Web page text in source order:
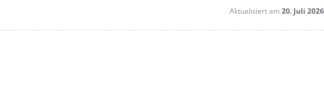
Aktualisiert am 20. Juli 2026